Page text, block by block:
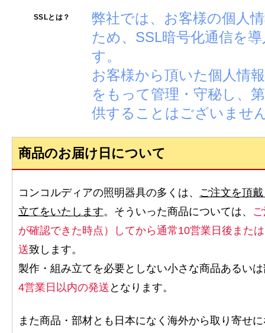
SSLとは？
弊社では、お客様の個人
ため、SSL暗号化通信を
す。
お客様から頂いた個人情
をもって管理・守秘し、
供することはございませ
商品のお届け日について
コンコルディアの照明器具の多くは、 ご注文を頂
立てをいたします。そういった商品については、
が確認できた時点）してから通常10営業日後また
送致します。
製作・組み立てを必要としない小さな商品あるい
4営業日以内の発送 となります。
また商品・部材とも日本になく海外から取り寄せ